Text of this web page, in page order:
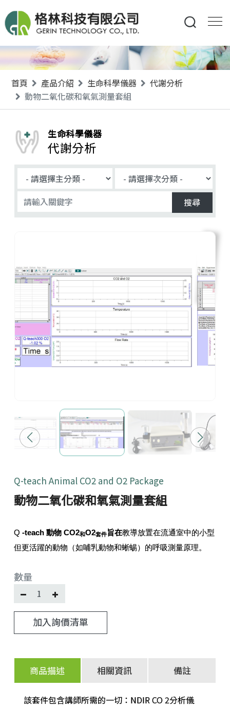
首頁 產品介紹 生命科學儀器
代謝分析
動物二氧化碳和氧氣測量套組
生命科學儀器
代謝分析
搜尋
Q-teach Animal CO2 and O2 Package
動物二氧化碳和氧氣測量套組
Q -teach 動物 CO2和O2套件旨在教導放置在流通室中的小型
但更活躍的動物（如哺乳動物和蜥蜴）的呼吸測量原理。
數量
加入詢價清單
商品描述 相關資訊 備註
該套件包含講師所需的一切：NDIR CO 2分析儀